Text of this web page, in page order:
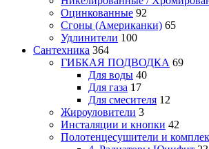
Оцинкованные 92
Сгоны (Американки) 65
Удлинители 100
Сантехника 364
ГИБКАЯ ПОДВОДКА 69
Для воды 40
Для газа 17
Для смесителя 12
Жироуловители 3
Инсталяции и кнопки 42
Полотенцесушители и